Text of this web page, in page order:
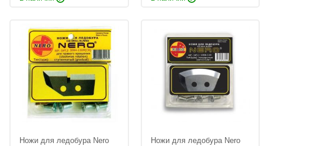
Ножи для ледобура Nero
Ножи для ледобура Nero